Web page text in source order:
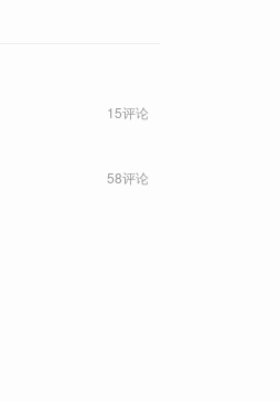
15评论
58评论